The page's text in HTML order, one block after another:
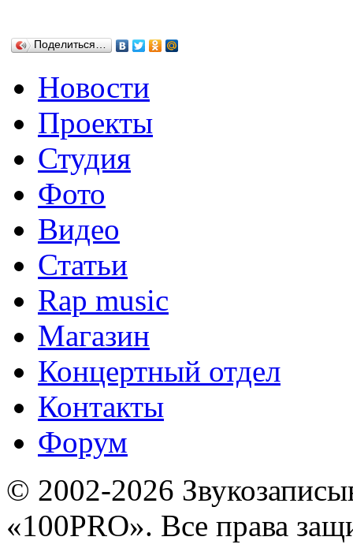
Поделиться…
Новости
Проекты
Студия
Фото
Видео
Статьи
Rap music
Магазин
Концертный отдел
Контакты
Форум
© 2002-2026
«100PRO». Все права